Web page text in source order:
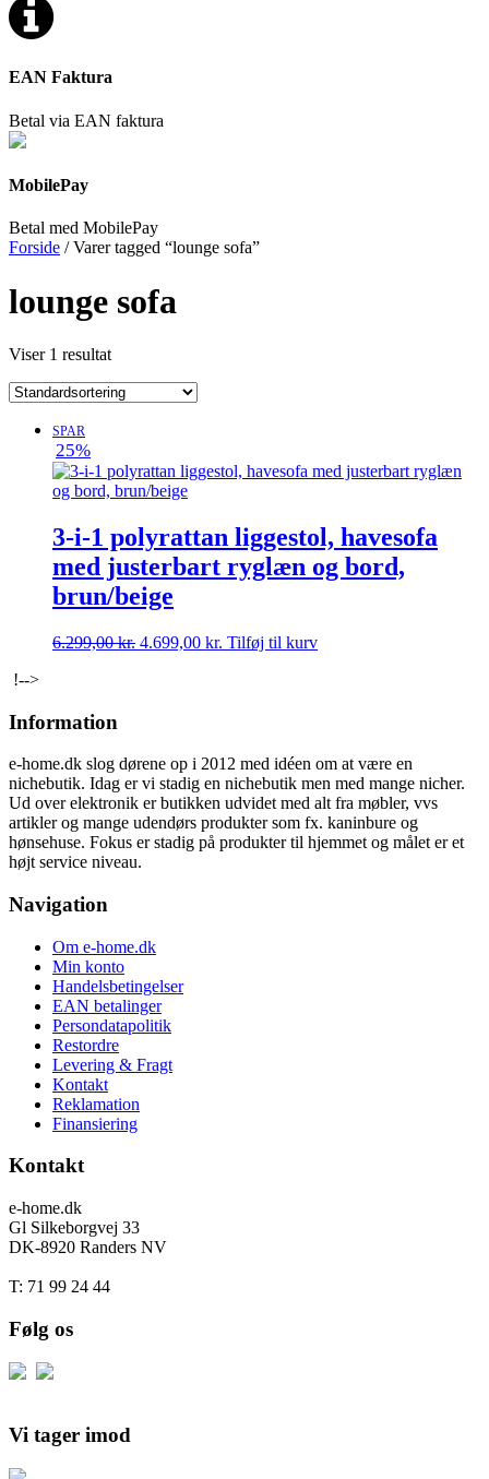
EAN Faktura
Betal via EAN faktura
MobilePay
Betal med MobilePay
Forside / Varer tagged “lounge sofa”
lounge sofa
Viser 1 resultat
SPAR
25%
3-i-1 polyrattan liggestol, havesofa
med justerbart ryglæn og bord,
brun/beige
6.299,00kr. Den
4.699,00 kr. Den
Tilføj til kurv
!-->
Information
e-home.dk slog dørene op i 2012 med idéen om at være en
nichebutik. Idag er vi stadig en nichebutik men med mange nicher.
Ud over elektronik er butikken udvidet med alt fra møbler, vvs
artikler og mange udendørs produkter som fx. kaninbure og
hønsehuse. Fokus er stadig på produkter til hjemmet og målet er et
højt service niveau.
Navigation
Om e-home.dk
Min konto
Handelsbetingelser
EAN betalinger
Persondatapolitik
Restordre
Levering & Fragt
Kontakt
Reklamation
Finansiering
Kontakt
e-home.dk
Gl Silkeborgvej 33
DK-8920 Randers NV
T: 71 99 24 44
Følg os
Vi tager imod